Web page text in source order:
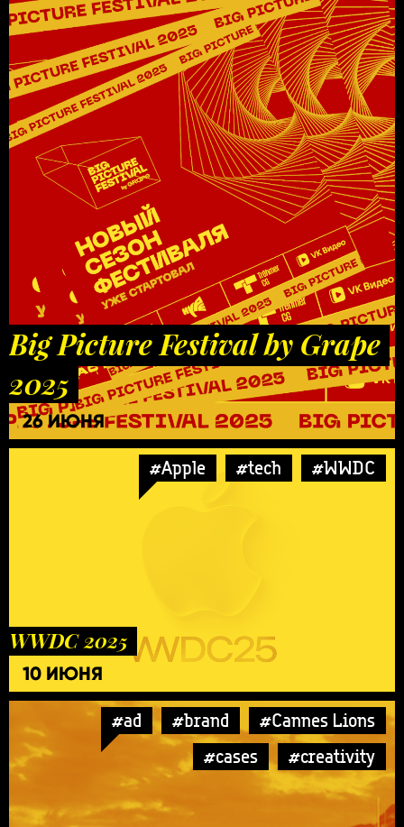
Big Picture Festival by Grape
2025
26 ИЮНЯ
#Apple #tech #WWDC
WWDC 2025
10 ИЮНЯ
#ad #brand
#Cannes Lions
#cases
#creativity